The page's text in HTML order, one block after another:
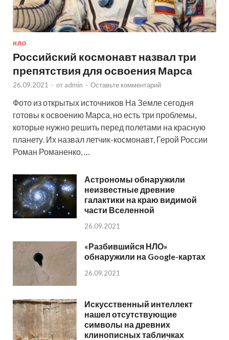
НЛО
Российский космонавт назвал три
препятствия для освоения Марса
26.09.2021 - от admin - Оставьте комментарий
Фото из открытых источников На Земле сегодня
готовы к освоению Марса, но есть три проблемы,
которые нужно решить перед полетами на красную
планету. Их назвал летчик-космонавт, Герой России
Роман Романенко, …
Астрономы обнаружили
неизвестные древние
галактики на краю видимой
части Вселенной
26.09.2021
«Разбившийся НЛО»
обнаружили на Google-картах
26.09.2021
Искусственный интеллект
нашел отсутствующие
символы на древних
клинописных табличках